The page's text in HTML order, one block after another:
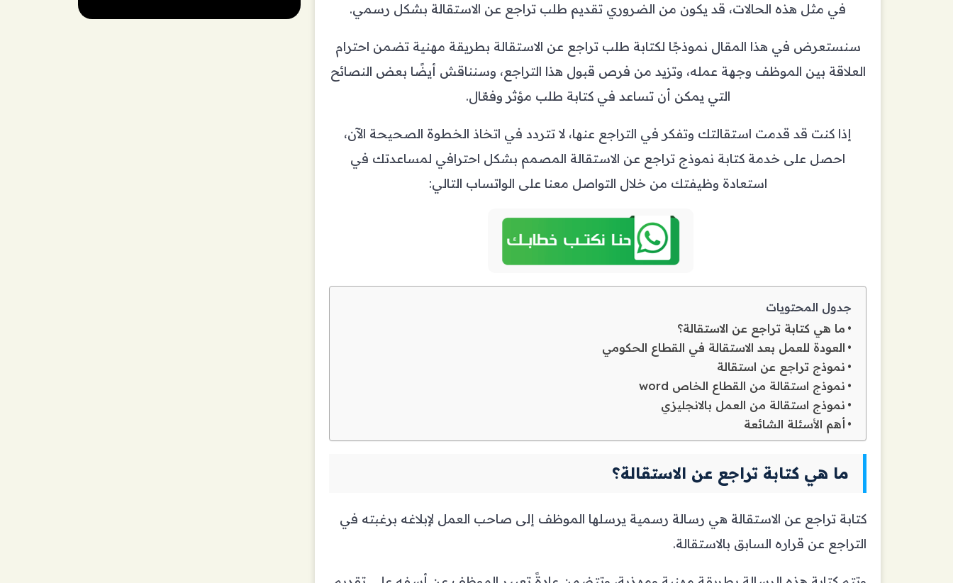
في مثل هذه الحالات، قد يكون من الضروري تقديم طلب تراجع عن الاستقالة بشكل رسمي.
سنستعرض في هذا المقال نموذجًا لكتابة طلب تراجع عن الاستقالة بطريقة مهنية تضمن احترام
العلاقة بين الموظف وجهة عمله، وتزيد من فرص قبول هذا التراجع، وسنناقش أيضًا بعض النصائح
التي يمكن أن تساعد في كتابة طلب مؤثر وفعّال.
إذا كنت قد قدمت استقالتك وتفكر في التراجع عنها، لا تتردد في اتخاذ الخطوة الصحيحة الآن،
احصل على خدمة كتابة نموذج تراجع عن الاستقالة المصمم بشكل احترافي لمساعدتك في
استعادة وظيفتك من خلال التواصل معنا على الواتساب التالي:
جدول المحتويات
ما هي كتابة تراجع عن الاستقالة؟
العودة للعمل بعد الاستقالة في القطاع الحكومي
نموذج تراجع عن استقالة
نموذج استقالة من القطاع الخاص word
نموذج استقالة من العمل بالانجليزي
أهم الأسئلة الشائعة
ما هي كتابة تراجع عن الاستقالة؟
كتابة تراجع عن الاستقالة هي رسالة رسمية يرسلها الموظف إلى صاحب العمل لإبلاغه برغبته في
التراجع عن قراره السابق بالاستقالة.